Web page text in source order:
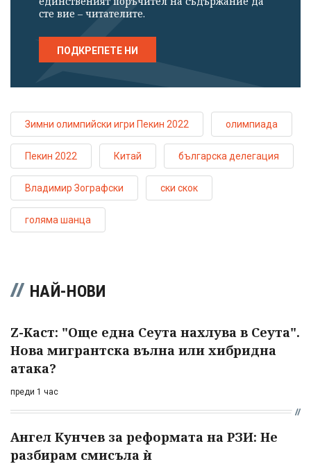
сте вие – читателите.
ПОДКРЕПЕТЕ НИ
Зимни олимпийски игри Пекин 2022 олимпиада
Пекин 2022 Китай българска делегация
Владимир Зографски ски скок
голяма шанца
НАЙ-НОВИ
Z-Каст: "Още една Сеута нахлува в Сеута".
Нова мигрантска вълна или хибридна
атака?
преди 1 час
Ангел Кунчев за реформата на РЗИ: Не
разбирам смисъла ѝ